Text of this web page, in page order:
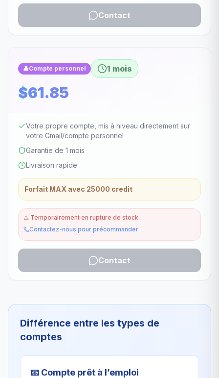
Contact
👤Compte personnel 1 mois
$61.85
Votre propre compte, mis à niveau directement sur
votre Gmail/compte personnel
Garantie de 1 mois
Livraison rapide
Forfait MAX avec 25000 credit
⚠️ Temporairement en rupture de stock
Contactez-nous pour précommander
Contact
Différence entre les types de
comptes
📧 Compte prêt à l’emploi